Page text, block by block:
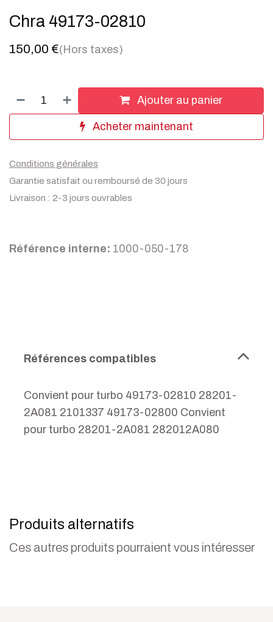
Chra 49173-02810
150,00 €(Hors taxes)
Ajouter au panier
Acheter maintenant
Conditions générales
Garantie satisfait ou remboursé de 30 jours
Livraison : 2-3 jours ouvrables
Référence interne: 1000-050-178
Références compatibles
Convient pour turbo 49173-02810 28201-
2A081 2101337 49173-02800 Convient
pour turbo 28201-2A081 282012A080
Produits alternatifs
Ces autres produits pourraient vous intéresser